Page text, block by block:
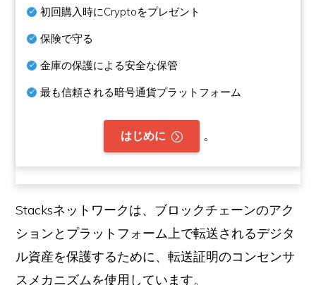
初回購入時にCryptoをプレゼント
保険で守る
金庫の保護による安全な保管
最も信頼される暗号通貨プラットフォーム
はじめに 。
Stacksネットワークは、ブロックチェーンのアク
ションとプラットフォーム上で転送されるデジタ
ル資産を保護するために、転送証明のコンセンサ
スメカニズムを使用しています。